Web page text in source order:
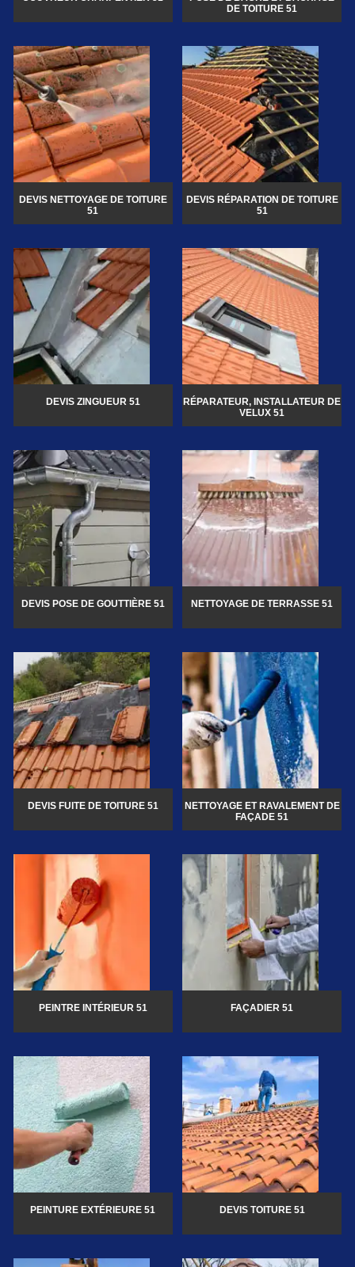
DE TOITURE 51
DEVIS NETTOYAGE DE TOITURE
51
DEVIS RÉPARATION DE TOITURE
51
DEVIS ZINGUEUR 51
RÉPARATEUR, INSTALLATEUR DE
VELUX 51
DEVIS POSE DE GOUTTIÈRE 51 NETTOYAGE DE TERRASSE 51
DEVIS FUITE DE TOITURE 51
NETTOYAGE ET RAVALEMENT DE
FAÇADE 51
PEINTRE INTÉRIEUR 51 FAÇADIER 51
PEINTURE EXTÉRIEURE 51 DEVIS TOITURE 51